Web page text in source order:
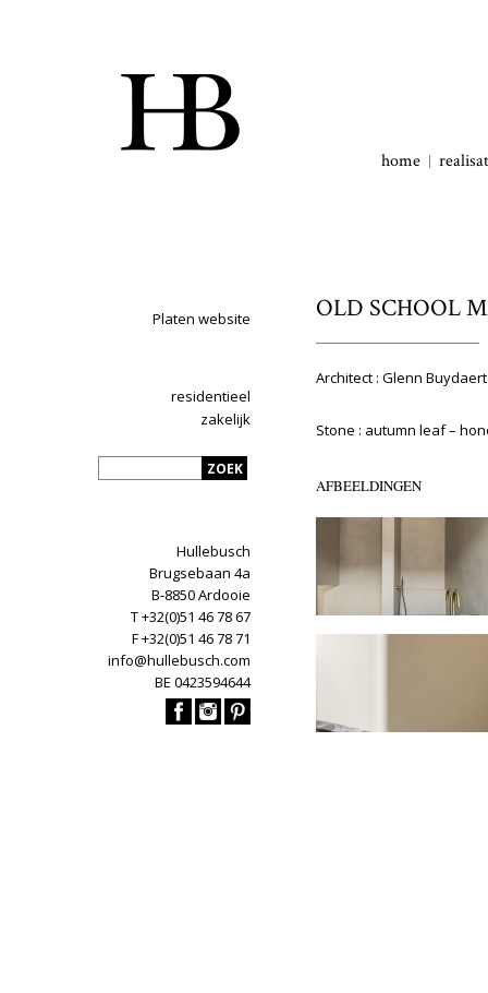
home
Platen website
residentieel
zakelijk
Hullebusch
Brugsebaan 4a
B-8850 Ardooie
T +32(0)51 46 78 67
F +32(0)51 46 78 71
info@hullebusch.com
BE 0423594644
OLD SCHOOL
Architect : Glenn
Stone : autumn leaf –
AFBEELDINGEN